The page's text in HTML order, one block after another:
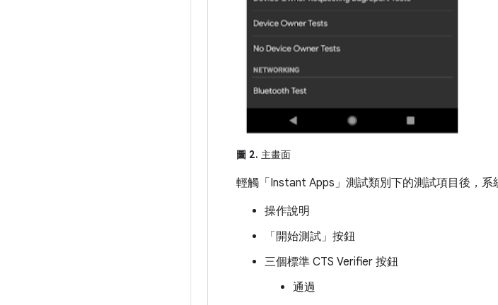
圖 2. 主畫面
輕觸「Instant Apps」測試類別下的測試項目後，
操作說明
「開始測試」 按鈕
三個標準 CTS Verifier 按鈕
通過